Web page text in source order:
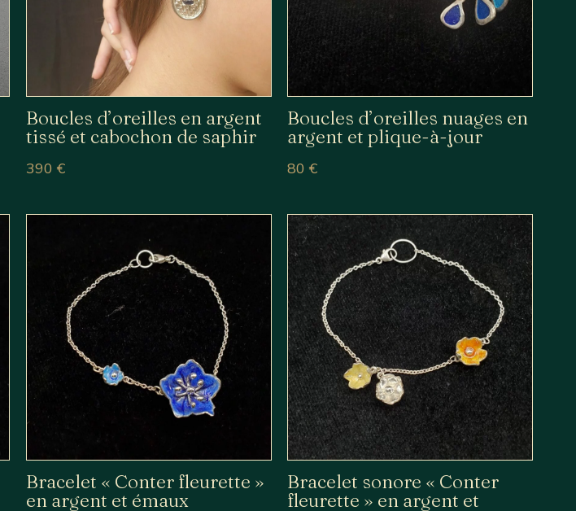
Boucles d’oreilles en argent
tissé et cabochon de saphir
390 €
Boucles d’oreilles nuages en
argent et plique-à-jour
80€
Bracelet « Conter fleurette »
en argent et émaux
Bracelet sonore « Conter
fleurette » en argent et